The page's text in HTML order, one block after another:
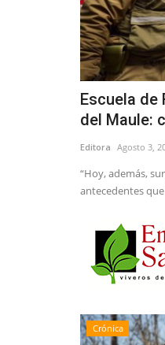
Escuela de
del Maule:
Editora Agosto 3,
“Hoy, además,
antecedentes
Crónica